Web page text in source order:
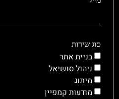
סוג שירות
בניית אתר
ניהול סושיאל
מיתוג
מודעות קמפיין